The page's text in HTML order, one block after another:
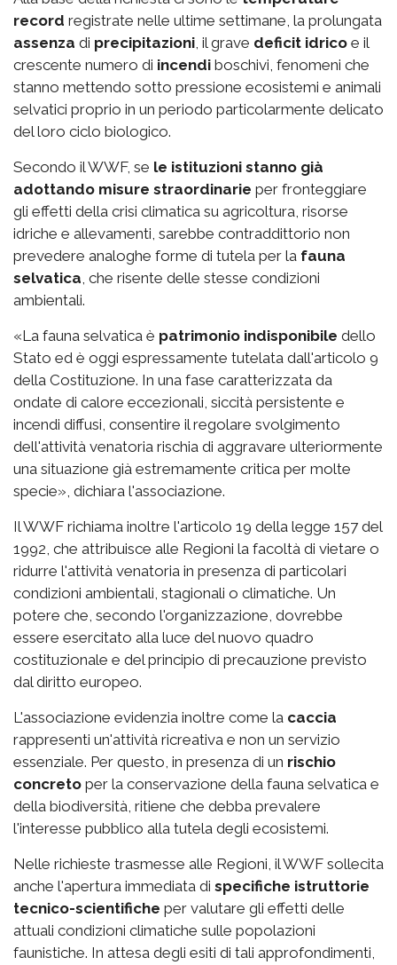
record registrate nelle ultime settimane, la prolungata
assenza di precipitazioni, il grave deficit idrico e il
crescente numero di incendi boschivi, fenomeni che
stanno mettendo sotto pressione ecosistemi e animali
selvatici proprio in un periodo particolarmente delicato
del loro ciclo biologico.
Secondo il WWF, se le istituzioni stanno già
adottando misure straordinarie per fronteggiare
gli effetti della crisi climatica su agricoltura, risorse
idriche e allevamenti, sarebbe contraddittorio non
prevedere analoghe forme di tutela per la fauna
selvatica, che risente delle stesse condizioni
ambientali.
«La fauna selvatica è patrimonio indisponibile dello
Stato ed è oggi espressamente tutelata dall'articolo 9
della Costituzione. In una fase caratterizzata da
ondate di calore eccezionali, siccità persistente e
incendi diffusi, consentire il regolare svolgimento
dell'attività venatoria rischia di aggravare ulteriormente
una situazione già estremamente critica per molte
specie», dichiara l'associazione.
Il WWF richiama inoltre l'articolo 19 della legge 157 del
1992, che attribuisce alle Regioni la facoltà di vietare o
ridurre l'attività venatoria in presenza di particolari
condizioni ambientali, stagionali o climatiche. Un
potere che, secondo l'organizzazione, dovrebbe
essere esercitato alla luce del nuovo quadro
costituzionale e del principio di precauzione previsto
dal diritto europeo.
L'associazione evidenzia inoltre come la caccia
rappresenti un'attività ricreativa e non un servizio
essenziale. Per questo, in presenza di un rischio
concreto per la conservazione della fauna selvatica e
della biodiversità, ritiene che debba prevalere
l'interesse pubblico alla tutela degli ecosistemi.
Nelle richieste trasmesse alle Regioni, il WWF sollecita
anche l'apertura immediata di specifiche istruttorie
tecnico-scientifiche per valutare gli effetti delle
attuali condizioni climatiche sulle popolazioni
faunistiche. In attesa degli esiti di tali approfondimenti,